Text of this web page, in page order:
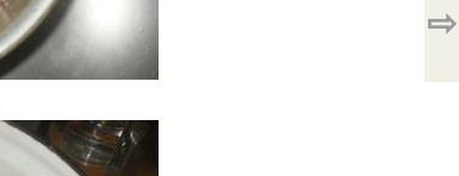
⇨